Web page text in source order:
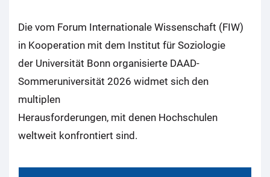
Die vom Forum Internationale Wissenschaft (FIW)
in Kooperation mit dem Institut für Soziologie
der Universität Bonn organisierte DAAD-
Sommeruniversität 2026 widmet sich den
multiplen
Herausforderungen, mit denen Hochschulen
weltweit konfrontiert sind.